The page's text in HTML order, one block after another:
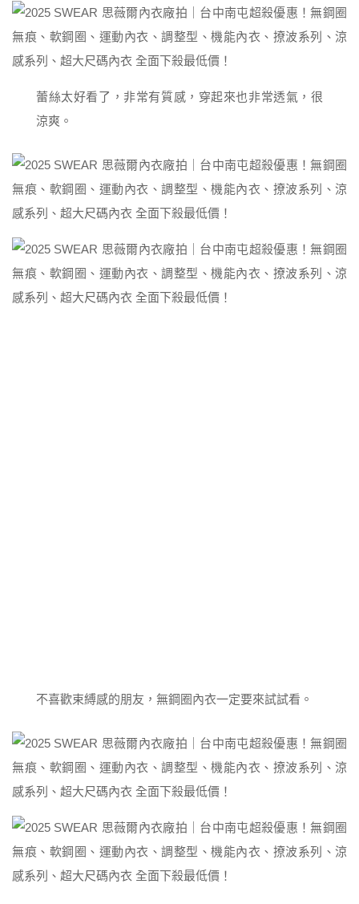
蕾絲太好看了，非常有質感，穿起來也非常透氣，很
涼爽。
不喜歡束縛感的朋友，無鋼圈內衣一定要來試試看。